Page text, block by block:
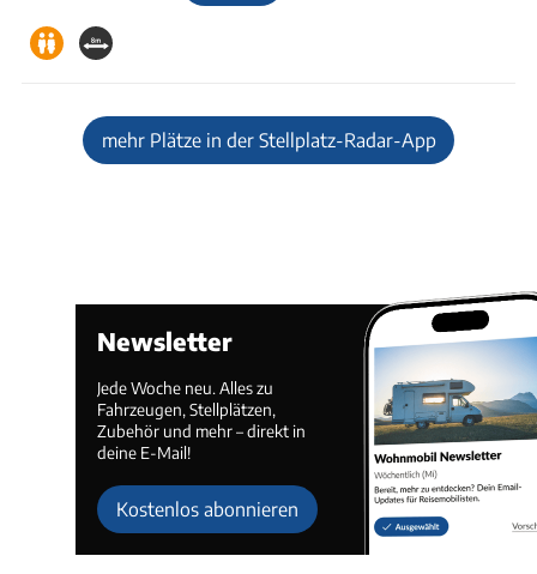
mehr Plätze in der Stellplatz-Radar-App
Newsletter
Jede Woche neu. Alles zu
Fahrzeugen, Stellplätzen,
Zubehör und mehr – direkt in
deine E-Mail!
Kostenlos abonnieren